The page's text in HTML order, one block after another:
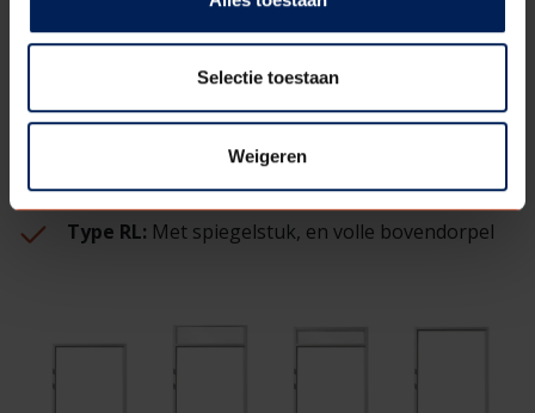
Selectie toestaan
Weigeren
Type RB:Met bovenlicht en volle bovendorpel.
Met bovenlicht, afgeslankte
bovendorpel en schuifstuk.
Type RL: Met spiegelstuk, en volle bovendorpel